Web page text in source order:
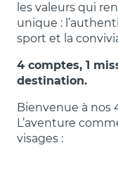
les valeurs qui
unique :
sport et la
4 comptes, 1
destination.
Bienvenue à nos
L’aventure
visages :